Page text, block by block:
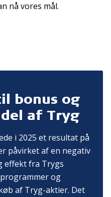
nå vores mål.
bonus og
af Tryg
i 2025 et resultat på
påvirket af en negativ
effekt fra Trygs
og
af Tryg-aktier. Det